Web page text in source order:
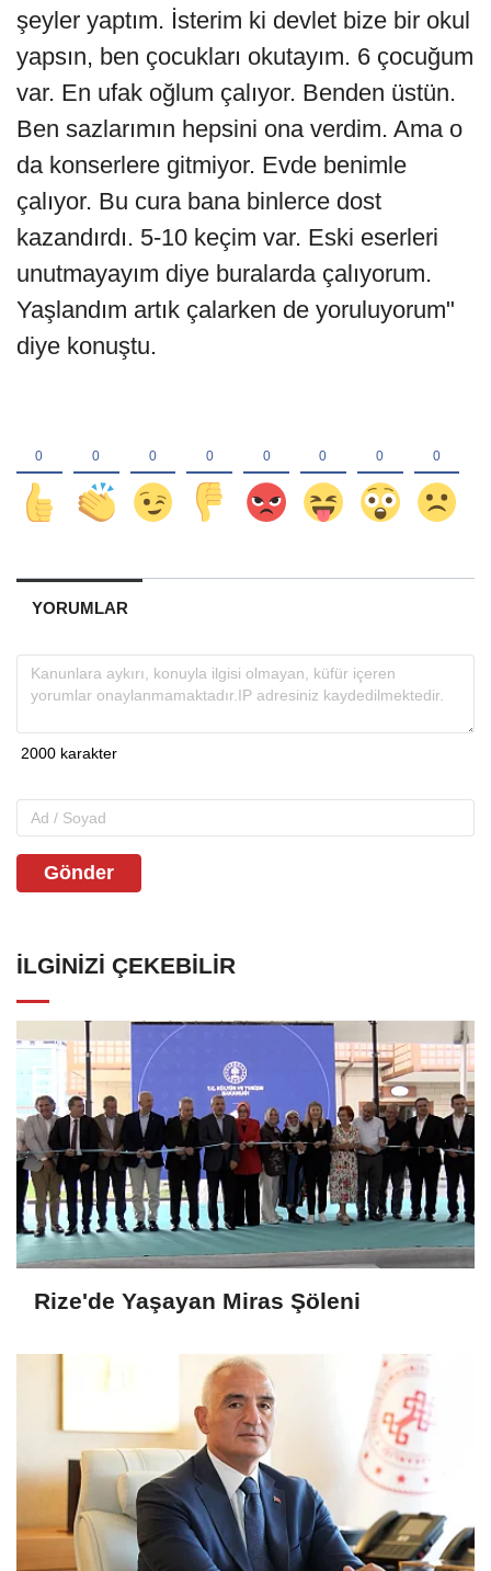
şeyler yaptım. İsterim ki devlet bize bir okul
yapsın, ben çocukları okutayım. 6 çocuğum
var. En ufak oğlum çalıyor. Benden üstün.
Ben sazlarımın hepsini ona verdim. Ama o
da konserlere gitmiyor. Evde benimle
çalıyor. Bu cura bana binlerce dost
kazandırdı. 5-10 keçim var. Eski eserleri
unutmayayım diye buralarda çalıyorum.
Yaşlandım artık çalarken de yoruluyorum"
diye konuştu.
YORUMLAR
Gönder
İLGINIZI ÇEKEBILIR
Rize'de Yaşayan Miras Şöleni